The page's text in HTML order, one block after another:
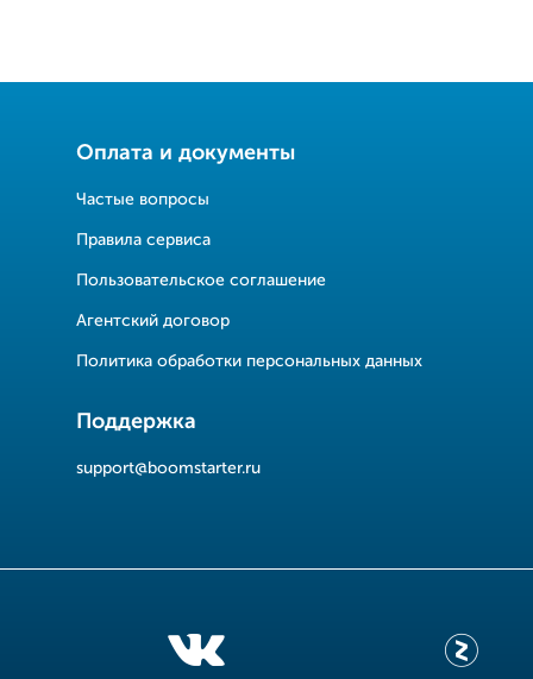
Оплата и документы
Частые вопросы
Правила сервиса
Пользовательское соглашение
Агентский договор
Политика обработки персональных данных
Поддержка
support@boomstarter.ru